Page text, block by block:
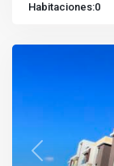
Habitaciones:0
Previous